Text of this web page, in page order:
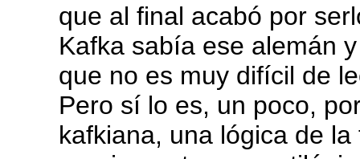
que al final acabó por
Kafka sabía ese alemán
que no es muy difícil de
Pero sí lo es, un poco,
kafkiana, una lógica de